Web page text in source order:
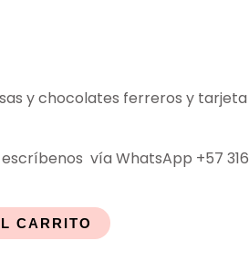
y chocolates ferreros y tarjeta
vía WhatsApp +57 316
CARRITO